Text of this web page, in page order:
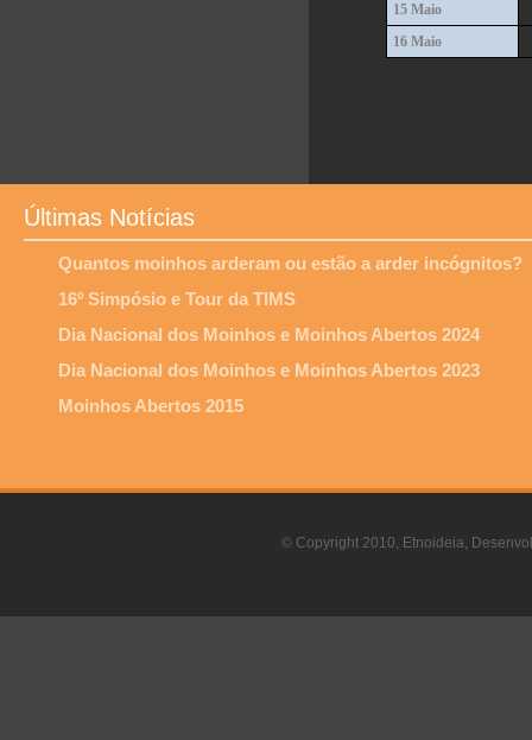
15 Maio
16 Maio
Últimas Notícias
Quantos moinhos arderam ou estão a arder incógnitos?
16º Simpósio e Tour da TIMS
Dia Nacional dos Moinhos e Moinhos Abertos 2024
Dia Nacional dos Moinhos e Moinhos Abertos 2023
Moinhos Abertos 2015
© Copyright 2010, Etnoideia,